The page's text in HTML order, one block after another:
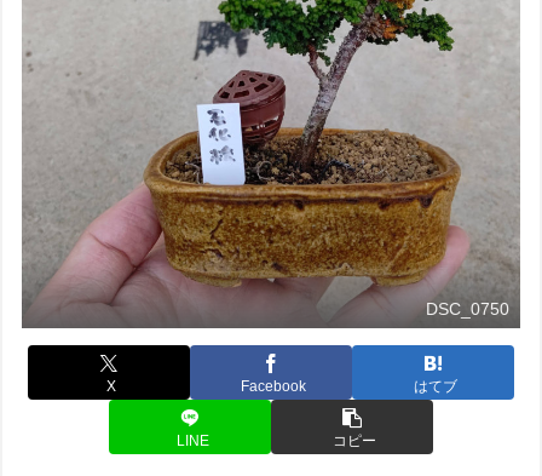
DSC_0750
X Facebook はてブ
LINE コピー